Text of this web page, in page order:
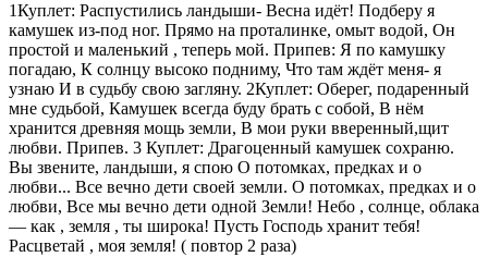
1Куплет: Распустились ландыши- Весна идёт! Подберу я
камушек из-под ног. Прямо на проталинке, омыт водой, Он
простой и маленький , теперь мой. Припев: Я по камушку
погадаю, К солнцу высоко подниму, Что там ждёт меня- я
узнаю И в судьбу свою загляну. 2Куплет: Оберег, подаренный
мне судьбой, Камушек всегда буду брать с собой, В нём
хранится древняя мощь земли, В мои руки вверенный,щит
любви. Припев. 3 Куплет: Драгоценный камушек сохраню.
Вы звените, ландыши, я спою О потомках, предках и о
любви... Все вечно дети своей земли. О потомках, предках и о
любви, Все мы вечно дети одной Земли! Небо , солнце, облака
— как , земля , ты широка! Пусть Господь хранит тебя!
Расцветай , моя земля! ( повтор 2 раза)